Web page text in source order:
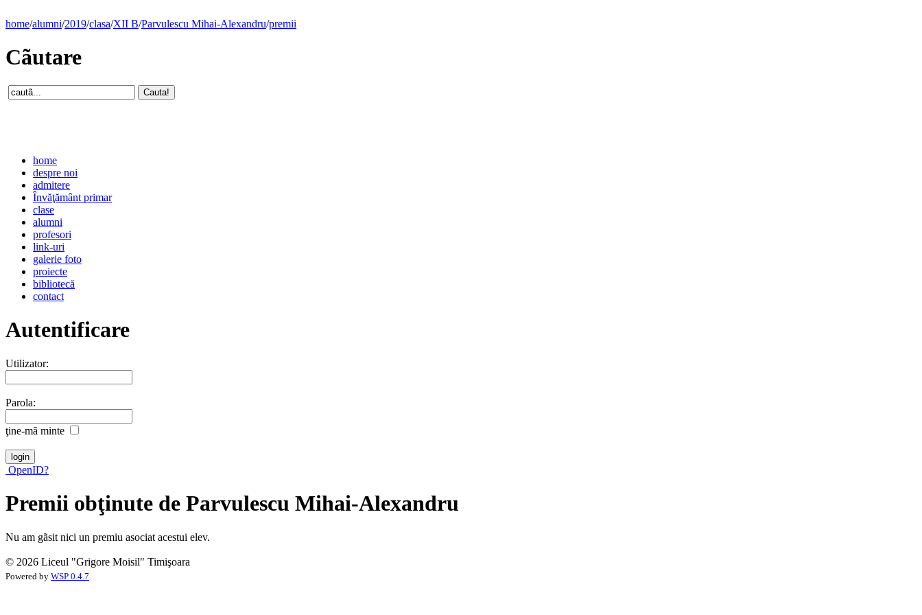
home/alumni/2019/clasa/XII B/Parvulescu Mihai-Alexandru/premii
Cãutare
home
despre noi
admitere
Învăţământ primar
clase
alumni
profesori
link-uri
galerie foto
proiecte
bibliotecă
contact
Autentificare
Utilizator:
Parola:
ţine-mã minte
OpenID?
Premii obţinute de Parvulescu Mihai-Alexandru
Nu am gãsit nici un premiu asociat acestui elev.
© 2026 Liceul "Grigore Moisil" Timişoara
Powered by WSP 0.4.7